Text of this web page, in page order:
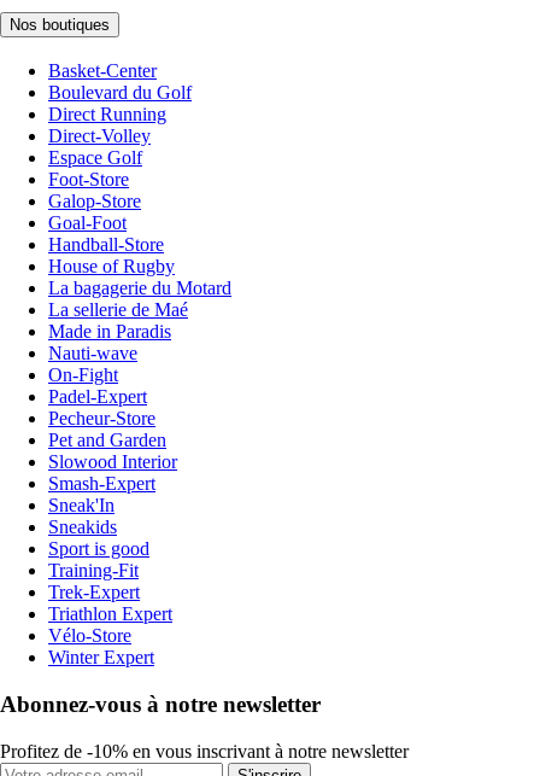
Nos boutiques
Basket-Center
Boulevard du Golf
Direct Running
Direct-Volley
Espace Golf
Foot-Store
Galop-Store
Goal-Foot
Handball-Store
House of Rugby
La bagagerie du Motard
La sellerie de Maé
Made in Paradis
Nauti-wave
On-Fight
Padel-Expert
Pecheur-Store
Pet and Garden
Slowood Interior
Smash-Expert
Sneak'In
Sneakids
Sport is good
Training-Fit
Trek-Expert
Triathlon Expert
Vélo-Store
Winter Expert
Abonnez-vous à notre newsletter
Profitez de -10% en vous inscrivant à notre newsletter